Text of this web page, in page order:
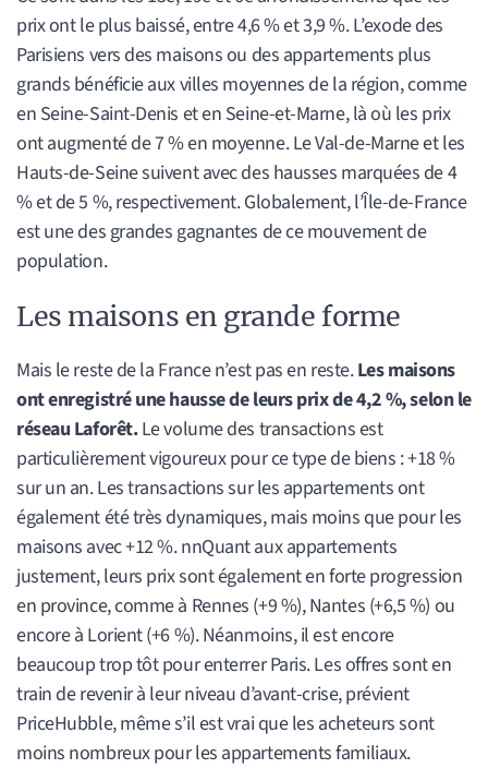
prix ont le plus baissé, entre 4,6 % et 3,9 %. L’exode des
Parisiens vers des maisons ou des appartements plus
grands bénéficie aux villes moyennes de la région, comme
en Seine-Saint-Denis et en Seine-et-Marne, là où les prix
ont augmenté de 7 % en moyenne. Le Val-de-Marne et les
Hauts-de-Seine suivent avec des hausses marquées de 4
% et de 5 %, respectivement. Globalement, l’Île-de-France
est une des grandes gagnantes de ce mouvement de
population.
Les maisons en grande forme
Mais le reste de la France n’est pas en reste.Les maisons
ont enregistré une hausse de leurs prix de 4,2 %, selon le
réseau Laforêt.Le volume des transactions est
particulièrement vigoureux pour ce type de biens : +18 %
sur un an. Les transactions sur les appartements ont
également été très dynamiques, mais moins que pour les
maisons avec +12 %. nnQuant aux appartements
justement, leurs prix sont également en forte progression
en province, comme à Rennes (+9 %), Nantes (+6,5 %) ou
encore à Lorient (+6 %). Néanmoins, il est encore
beaucoup trop tôt pour enterrer Paris. Les offres sont en
train de revenir à leur niveau d’avant-crise, prévient
PriceHubble, même s’il est vrai que les acheteurs sont
moins nombreux pour les appartements familiaux.